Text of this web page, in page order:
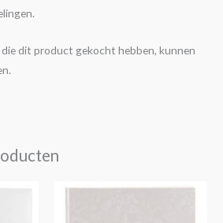
dit product gekocht hebben, kunnen